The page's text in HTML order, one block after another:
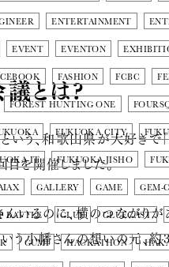
ENTERTAINMENT
EVENT EVENTON
FASHION FCBC
FOREST HUNTING ONE
FUKUOKA CITY
IT FUKUOKA-JISHO
GALLERY GAME GEM-
BATTLE GLUE GLUECAST
GUMI HACKATHON
とは?
う、和歌山県が大好きで
を開催しました。
いるのに、横のつながりが
う小幡さんの想いの元、